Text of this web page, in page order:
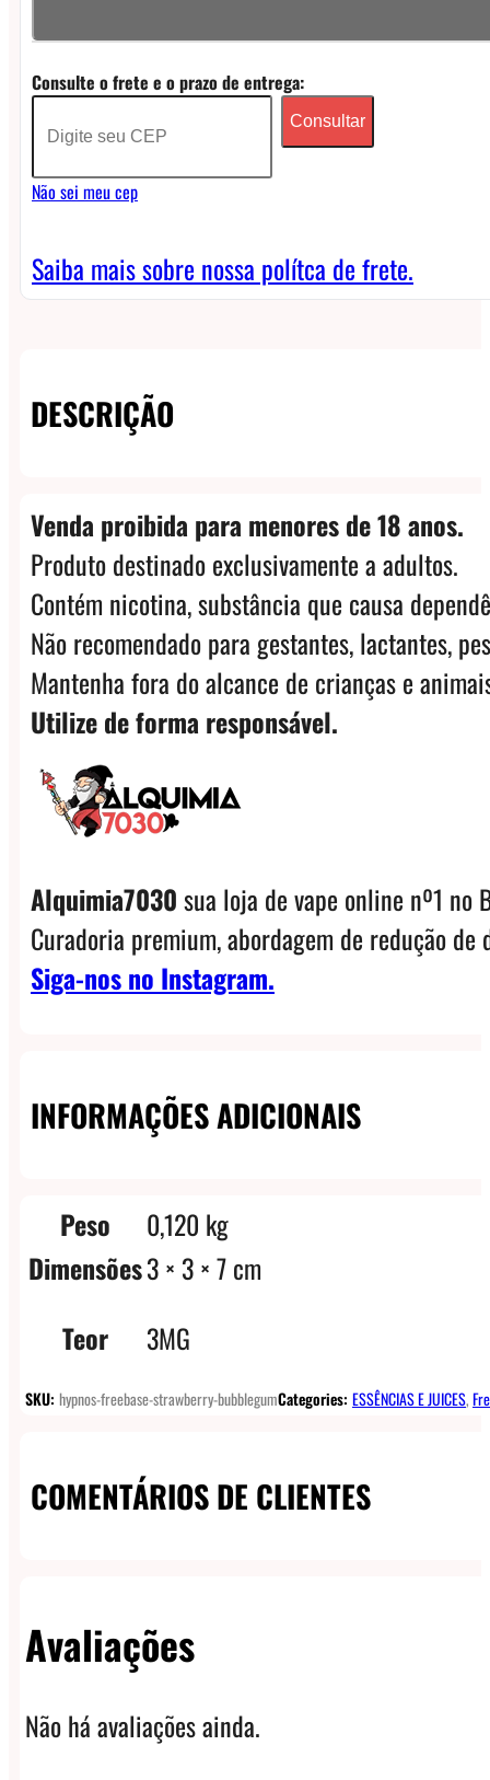
Strawberry
Bubblegum
quantidade
Consulte o frete e o prazo de entrega:
Consultar
Não sei meu cep
Saiba mais sobre nossa polítca de frete.
DESCRIÇÃO
Venda proibida para menores de 18 anos.
Produto destinado exclusivamente a adultos.
Contém nicotina, substância que causa
Não recomendado para gestantes, lactantes,
Mantenha fora do alcance de crianças e
Utilize de forma responsável.
Alquimia7030sua loja de vape online nº1 no
Curadoria premium, abordagem de redução
Siga-nos no Instagram.
INFORMAÇÕES ADICIONAIS
Peso
0,120 kg
Dimensões3 × 3 × 7 cm
Teor
3MG
SKU: hypnos-freebase-strawberry-bubblegumCategories: ESSÊNCIAS E JUICES,
COMENTÁRIOS DE CLIENTES
Avaliações
Não há avaliações ainda.